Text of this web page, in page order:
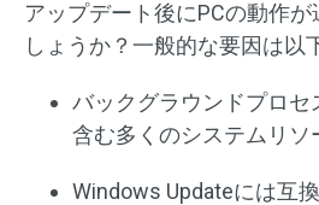
アップデート後にPCの動作
しょうか？一般的な要因は以
バックグラウンドプロセ
含む多くのシステムリソ
Windows Updateには互